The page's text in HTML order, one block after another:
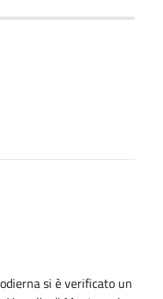
si è verificato un